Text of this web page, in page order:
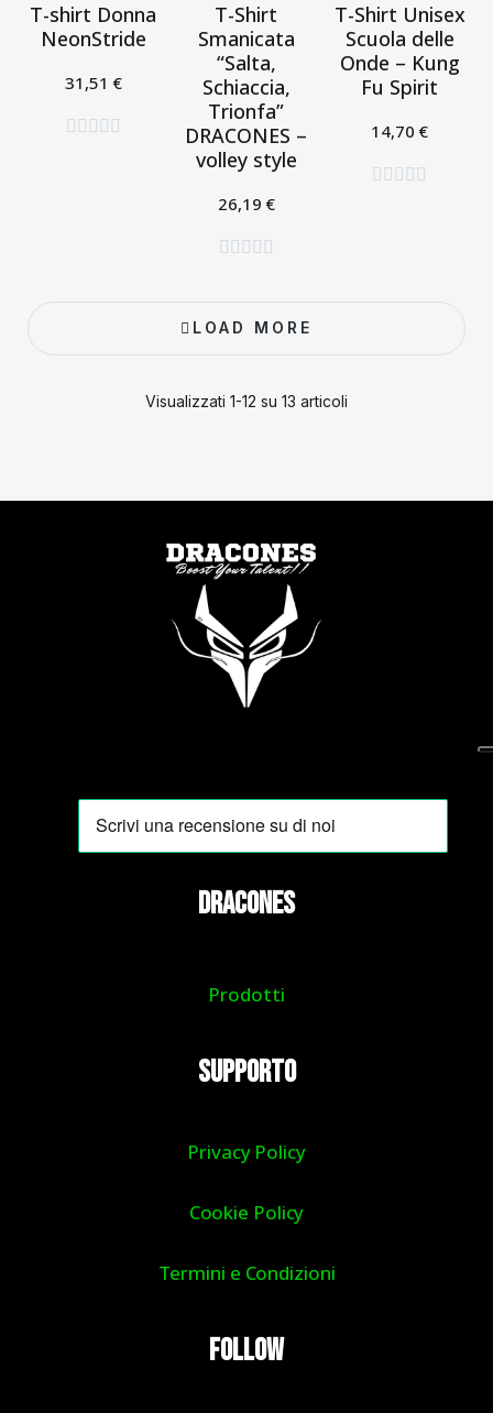
T-shirt Donna
NeonStride
31,51 €
    
T-Shirt
Smanicata
“Salta,
Schiaccia,
Trionfa”
DRACONES –
volley style
26,19 €
    
T-Shirt Unisex
Scuola delle
Onde – Kung
Fu Spirit
14,70 €
    
LOAD MORE
Visualizzati 1-12 su 13 articoli
DRACONES
Prodotti
Supporto
Privacy Policy
Cookie Policy
Termini e Condizioni
Follow